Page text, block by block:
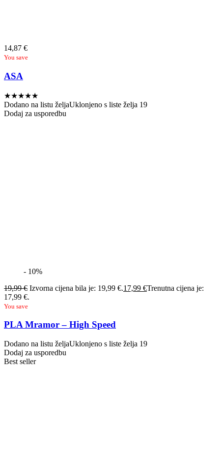
14,87 €
You save
ASA
★★★★★
Dodano na listu željaUklonjeno s liste želja 19
Dodaj za usporedbu
- 10%
19,99€ Izvorna cijena bila je: 19,99 €.17,99 €Trenutna cijena je:
17,99 €.
You save
PLA Mramor – High Speed
Dodano na listu željaUklonjeno s liste želja 19
Dodaj za usporedbu
Best seller